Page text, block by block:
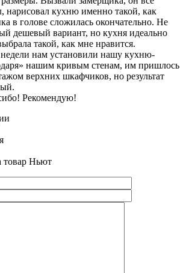
нарисовал кухню именно такой, как
в голове сложилась окончательно. Не
дешевый вариант, но кухня идеально
такой, как мне нравится.
нам установили нашу кухню-
нашим кривым стенам, им пришлось
верхних шкафчиков, но результат
Рекомендую!
товар Ньют